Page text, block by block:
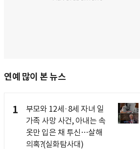
연예 많이 본 뉴스
1
부모와 12세·8세 자녀 일
가족 사망 사건, 아내는 속
옷만 입은 채 투신…살해
의혹?(실화탐사대)